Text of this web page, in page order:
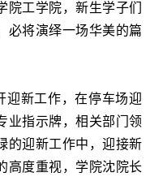
工学院，新生学子们
必将演绎一场华美的篇
迎新工作，在停车场迎
业指示牌，相关部门领
的迎新工作中，迎接新
高度重视，学院沈院长